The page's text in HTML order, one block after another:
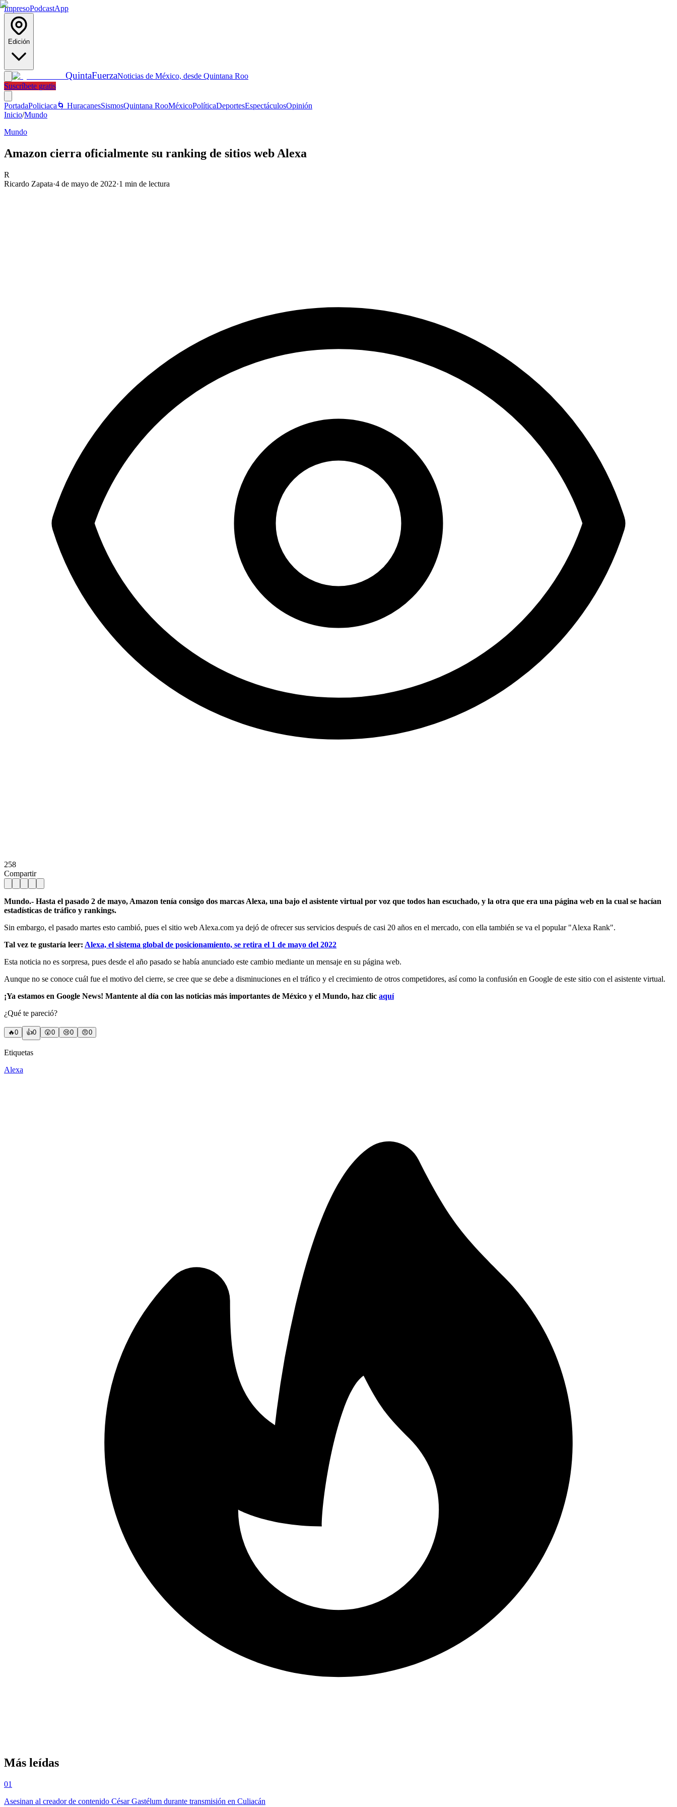
ImpresoPodcastApp
Edición
QuintaFuerzaNoticias de México, desde Quintana Roo
Suscríbete gratis
PortadaPoliciaca 🌀 HuracanesSismosQuintana RooMéxicoPolíticaDeportesEspectáculosOpinión
Inicio/Mundo
Mundo
Amazon cierra oficialmente su ranking de sitios web Alexa
R
Ricardo Zapata·4 de mayo de 2022·1 min de lectura
258
Compartir
Mundo.- Hasta el pasado 2 de mayo, Amazon tenía consigo dos marcas Alexa, una bajo el asistente virtual por voz que todos han escuchado, y la otra que era una página web en la cual se hacían
estadísticas de tráfico y rankings.
Sin embargo, el pasado martes esto cambió, pues el sitio web Alexa.com ya dejó de ofrecer sus servicios después de casi 20 años en el mercado, con ella también se va el popular "Alexa Rank".
Tal vez te gustaría leer: Alexa, el sistema global de posicionamiento, se retira el 1 de mayo del 2022
Esta noticia no es sorpresa, pues desde el año pasado se había anunciado este cambio mediante un mensaje en su página web.
Aunque no se conoce cuál fue el motivo del cierre, se cree que se debe a disminuciones en el tráfico y el crecimiento de otros competidores, así como la confusión en Google de este sitio con el asistente virtual.
¡Ya estamos en Google News! Mantente al día con las noticias más importantes de México y el Mundo, haz clic aquí
¿Qué te pareció?
🔥0 👍0 😲0 😢0 😠0
Etiquetas
Alexa
Más leídas
01
Asesinan al creador de contenido César Gastélum durante transmisión en Culiacán